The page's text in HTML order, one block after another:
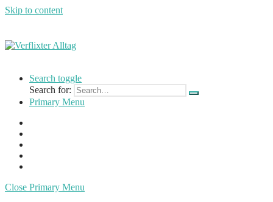
Skip to content
Alltag
einer
Mutter
Lehrerin
Search toggle
Search for:
Primary Menu
Close Primary Menu